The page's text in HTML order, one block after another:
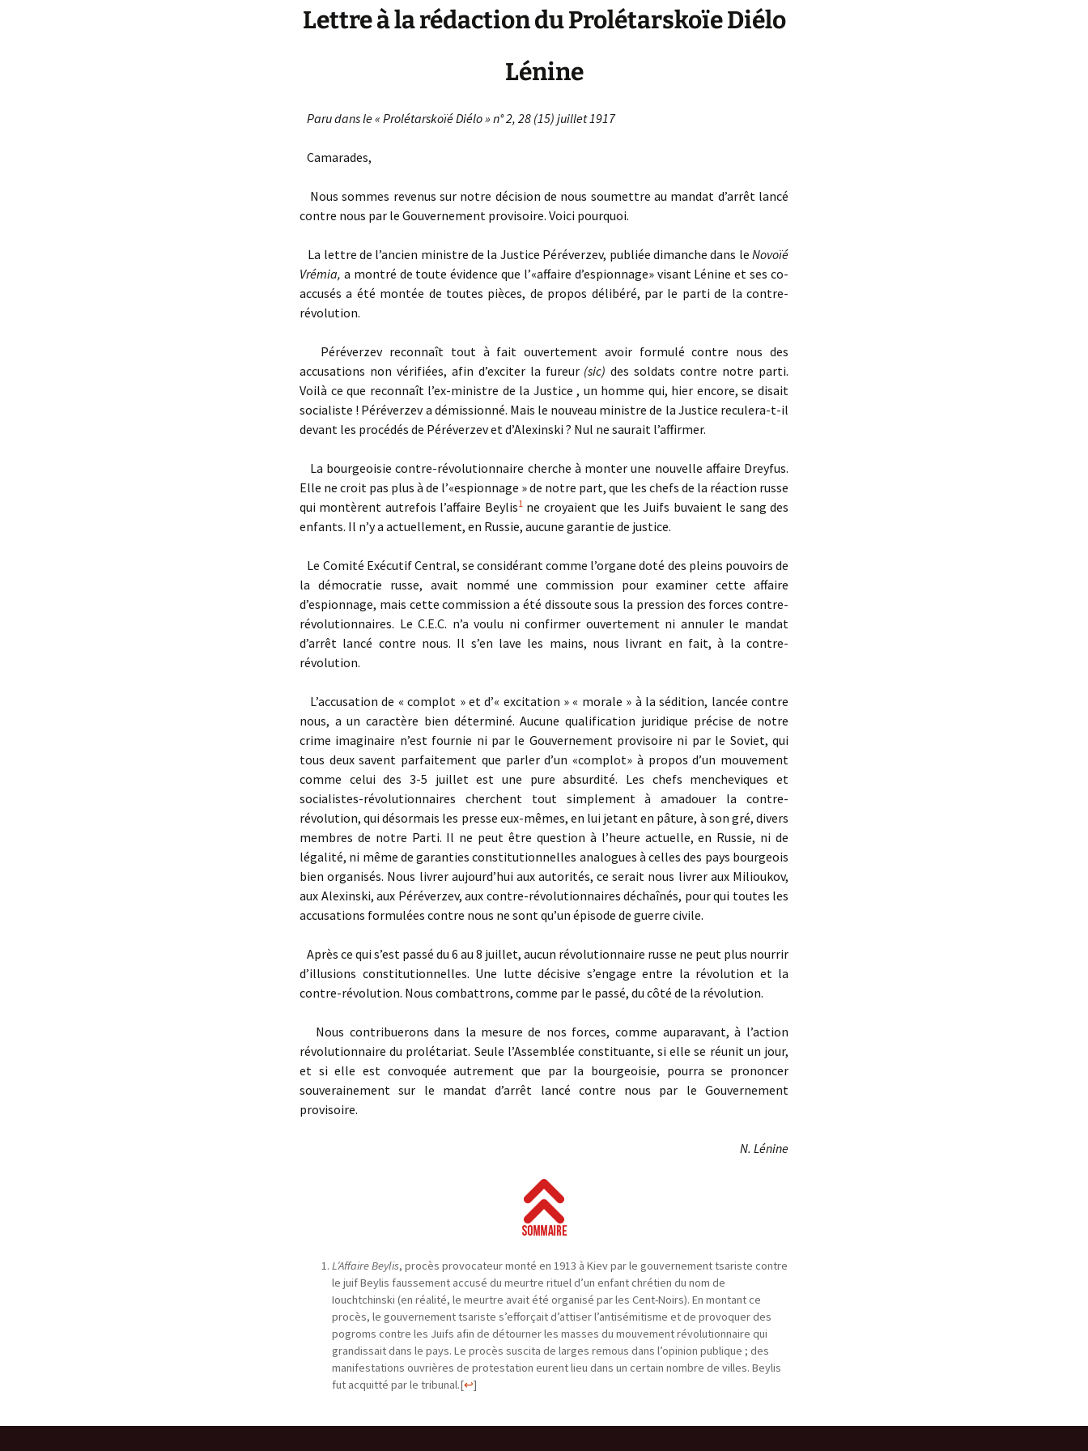
Lettre à la rédaction du Prolétarskoïe Diélo
Lénine
Paru dans le « Prolétarskoïé Diélo » n° 2, 28 (15) juillet 1917
Camarades,
Nous sommes revenus sur notre décision de nous soumettre au mandat d’arrêt lancé
contre nous par le Gouvernement provisoire. Voici pourquoi.
La lettre de l’ancien ministre de la Justice Péréverzev, publiée dimanche dans le Novoïé
Vrémia, a montré de toute évidence que l’«affaire d’espionnage» visant Lénine et ses co-
accusés a été montée de toutes pièces, de propos délibéré, par le parti de la contre-
révolution.
Péréverzev reconnaît tout à fait ouvertement avoir formulé contre nous des
accusations non vérifiées, afin d’exciter la fureur (sic)des soldats contre notre parti.
Voilà ce que reconnaît l’ex-ministre de la Justice , un homme qui, hier encore, se disait
socialiste ! Péréverzev a démissionné. Mais le nouveau ministre de la Justice reculera-t-il
devant les procédés de Péréverzev et d’Alexinski ? Nul ne saurait l’affirmer.
La bourgeoisie contre-révolutionnaire cherche à monter une nouvelle affaire Dreyfus.
Elle ne croit pas plus à de l’«espionnage » de notre part, que les chefs de la réaction russe
qui montèrent autrefois l’affaire Beylis1ne croyaient que les Juifs buvaient le sang des
enfants. Il n’y a actuellement, en Russie, aucune garantie de justice.
Le Comité Exécutif Central, se considérant comme l’organe doté des pleins pouvoirs de
la démocratie russe, avait nommé une commission pour examiner cette affaire
d’espionnage, mais cette commission a été dissoute sous la pression des forces contre-
révolutionnaires. Le C.E.C. n’a voulu ni confirmer ouvertement ni annuler le mandat
d’arrêt lancé contre nous. Il s’en lave les mains, nous livrant en fait, à la contre-
révolution.
L’accusation de « complot » et d’« excitation » « morale » à la sédition, lancée contre
nous, a un caractère bien déterminé. Aucune qualification juridique précise de notre
crime imaginaire n’est fournie ni par le Gouvernement provisoire ni par le Soviet, qui
tous deux savent parfaitement que parler d’un «complot» à propos d’un mouvement
comme celui des 3-5 juillet est une pure absurdité. Les chefs mencheviques et
socialistes-révolutionnaires cherchent tout simplement à amadouer la contre-
révolution, qui désormais les presse eux-mêmes, en lui jetant en pâture, à son gré, divers
membres de notre Parti. Il ne peut être question à l’heure actuelle, en Russie, ni de
légalité, ni même de garanties constitutionnelles analogues à celles des pays bourgeois
bien organisés. Nous livrer aujourd’hui aux autorités, ce serait nous livrer aux Milioukov,
aux Alexinski, aux Péréverzev, aux contre-révolutionnaires déchaînés, pour qui toutes les
accusations formulées contre nous ne sont qu’un épisode de guerre civile.
Après ce qui s’est passé du 6 au 8 juillet, aucun révolutionnaire russe ne peut plus nourrir
d’illusions constitutionnelles. Une lutte décisive s’engage entre la révolution et la
contre-révolution. Nous combattrons, comme par le passé, du côté de la révolution.
Nous contribuerons dans la mesure de nos forces, comme auparavant, à l’action
révolutionnaire du prolétariat. Seule l’Assemblée constituante, si elle se réunit un jour,
et si elle est convoquée autrement que par la bourgeoisie, pourra se prononcer
souverainement sur le mandat d’arrêt lancé contre nous par le Gouvernement
provisoire.
N. Lénine
L’Affaire Beylis, procès provocateur monté en 1913 à Kiev par le gouvernement tsariste contre
le juif Beylis faussement accusé du meurtre rituel d’un enfant chrétien du nom de
Iouchtchinski (en réalité, le meurtre avait été organisé par les Cent-Noirs). En montant ce
procès, le gouvernement tsariste s’efforçait d’attiser l’antisémitisme et de provoquer des
pogroms contre les Juifs afin de détourner les masses du mouvement révolutionnaire qui
grandissait dans le pays. Le procès suscita de larges remous dans l’opinion publique ; des
manifestations ouvrières de protestation eurent lieu dans un certain nombre de villes. Beylis
fut acquitté par le tribunal.[↩]